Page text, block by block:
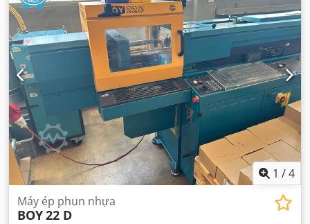
1 /4
Máy ép phun nhựa
BOY22 D